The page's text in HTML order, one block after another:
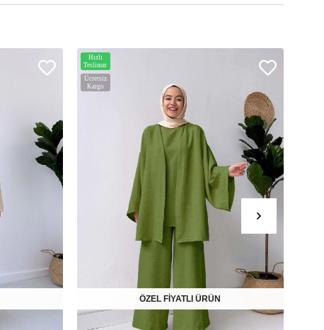
Ücretsiz
Kargo
Hızlı
Teslimat
ÖZEL FİYATLI ÜRÜN